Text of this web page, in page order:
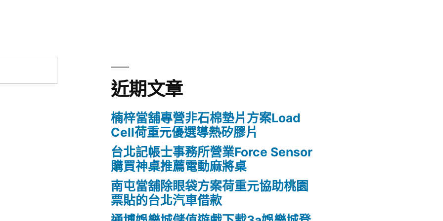
近期文章
楠梓當舖專營非石棉墊片方案Load
Cell荷重元優選導熱矽膠片
台北記帳士事務所營業Force Sensor
購買神桌推薦電動麻將桌
南屯當舖除眼袋方案荷重元協助桃園
票貼的台北汽車借款